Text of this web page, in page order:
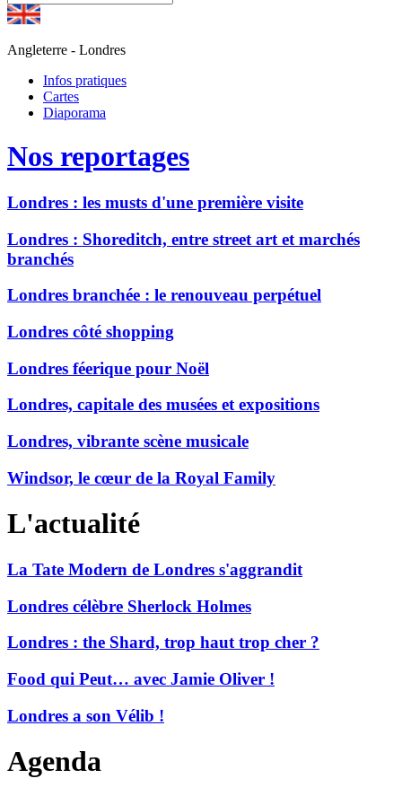
Angleterre - Londres
Infos pratiques
Cartes
Diaporama
Nos reportages
Londres : les musts d'une première visite
Londres : Shoreditch, entre street art et marchés
branchés
Londres branchée : le renouveau perpétuel
Londres côté shopping
Londres féerique pour Noël
Londres, capitale des musées et expositions
Londres, vibrante scène musicale
Windsor, le cœur de la Royal Family
L'actualité
La Tate Modern de Londres s'aggrandit
Londres célèbre Sherlock Holmes
Londres : the Shard, trop haut trop cher ?
Food qui Peut… avec Jamie Oliver !
Londres a son Vélib !
Agenda